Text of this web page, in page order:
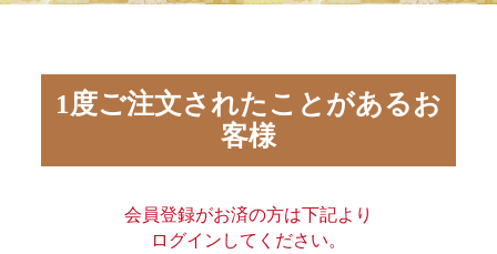
このサイトの使い方
プライバシーポリシー
1度ご注文されたことがあるお
客様
会員登録がお済の方は下記より
ログインしてください。